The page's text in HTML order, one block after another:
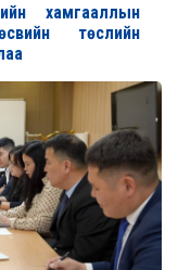
хамгааллын
төслийн